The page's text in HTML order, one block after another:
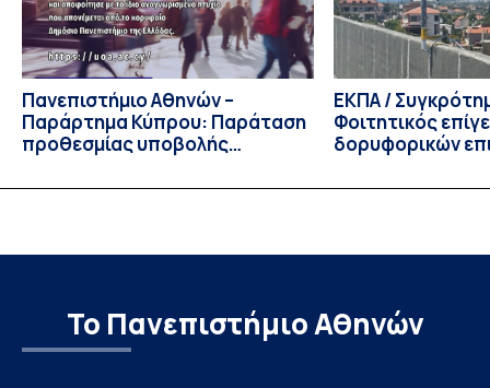
Πανεπιστήμιο Αθηνών –
Παράρτημα Κύπρου: Παράταση
προθεσμίας υποβολής
υποψηφίων
ΕΚΠΑ /
Φοιτητικός
δορυφορικών
Το Πανεπιστήμιο Αθηνών